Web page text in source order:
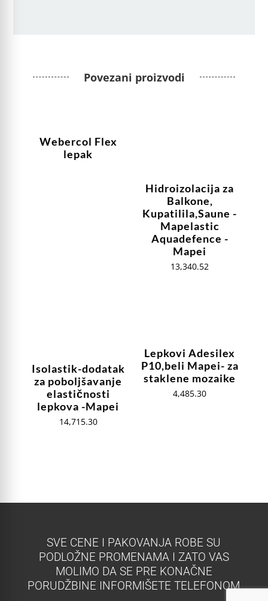
Povezani proizvodi
Webercol Flex
lepak
Hidroizolacija za
Balkone,
Kupatilila,Saune -
Mapelastic
Aquadefence -
Mapei
13,340.52
Isolastik-dodatak
za poboljšavanje
elastičnosti
lepkova -Mapei
14,715.30
Lepkovi Adesilex
P10,beli Mapei- za
staklene mozaike
4,485.30
SVE CENE I PAKOVANJA ROBE SU
PODLOŽNE PROMENAMA I ZATO VAS
MOLIMO DA SE PRE KONAČNE
PORUDŽBINE INFORMIŠETE TELEFONOM